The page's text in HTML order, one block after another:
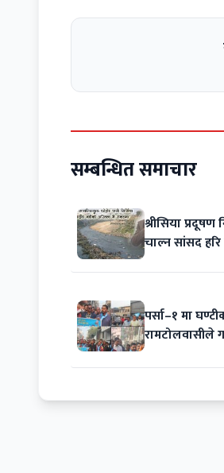
सम्बन्धित समाचार
श्रीसिया
चाल्न सांसद
पर्सा–१ मा
रामटोलवासीले